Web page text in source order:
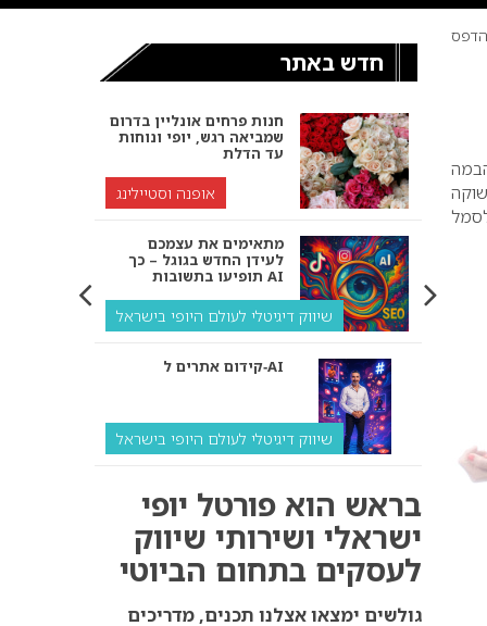
הדפס
קיץ 2010 ברוח של תשוקה
הפכו לסמל
חדש באתר
חנות פרחים אונליין בדרום
שמביאה רגש, יופי ונוחות
עד הדלת
אופנה וסטיילינג
מתאימים את עצמכם
לעידן החדש בגוגל – כך
תופיעו בתשובות AI
שיווק דיגיטלי לעולם היופי בישראל
קידום אתרים ל‑AI
שיווק דיגיטלי לעולם היופי בישראל
ולמה העסק שלך צריך
שיווק דיגיטלי לעסקים
קידום ל‑AI לעומת קידום
בראש הוא פורטל יופי
ישראלי ושירותי שיווק
לעסקים בתחום הביוטי
גולשים ימצאו אצלנו תכנים, מדריכים